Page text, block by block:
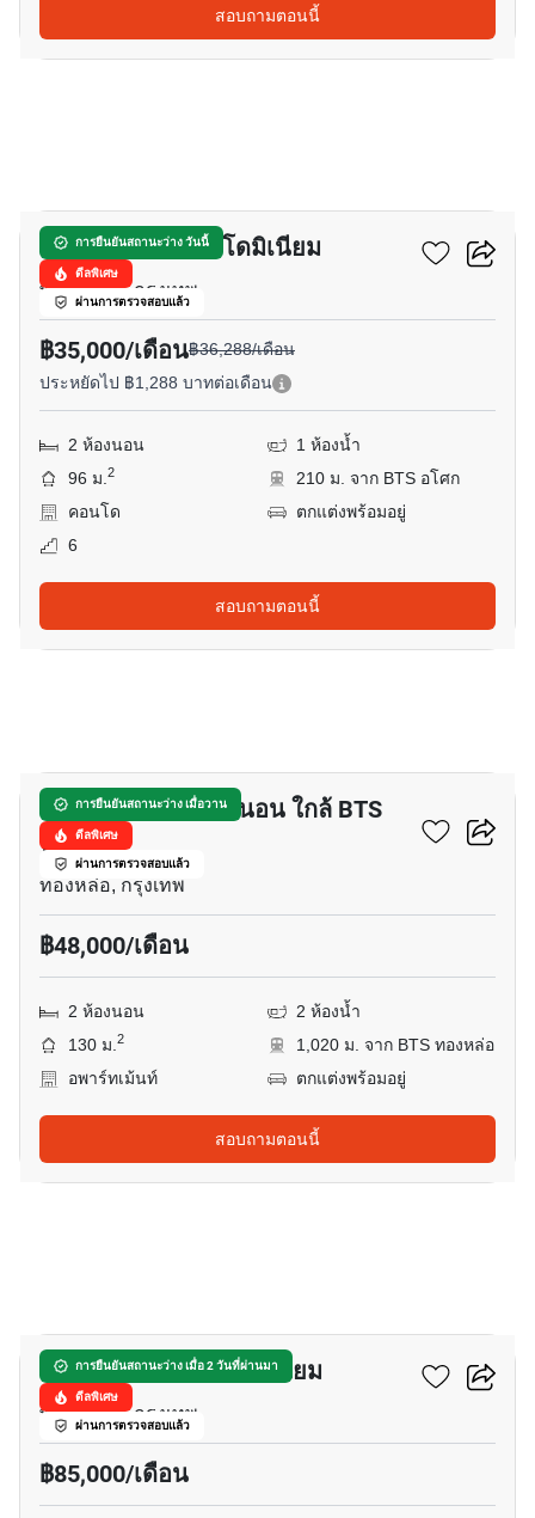
สอบถามตอนนี้
การยืนยันสถานะว่าง วันนี้
ดีลพิเศษ
ผ่านการตรวจสอบแล้ว
ประสานมิตร คอนโดมิเนียม
พร้อมพงษ์, กรุงเทพ
฿35,000/เดือน฿36,288/เดือน
ประหยัดไป ฿1,288 บาทต่อเดือน
2 ห้องนอน
1 ห้องน้ำ
96 ม.2
210 ม. จาก BTS อโศก
คอนโด
ตกแต่งพร้อมอยู่
6
สอบถามตอนนี้
การยืนยันสถานะว่าง เมื่อวาน
ดีลพิเศษ
ผ่านการตรวจสอบแล้ว
อพาร์ทเมนต์ 2-ห้องนอน ใกล้ BTS
ทองหล่อ
ทองหล่อ, กรุงเทพ
฿48,000/เดือน
2 ห้องนอน
2 ห้องน้ำ
130 ม.2
1,020 ม. จาก BTS ทองหล่อ
อพาร์ทเม้นท์
ตกแต่งพร้อมอยู่
สอบถามตอนนี้
การยืนยันสถานะว่าง เมื่อ 2 วันที่ผ่านมา
ดีลพิเศษ
ผ่านการตรวจสอบแล้ว
สุขุมวิท เฮ้าส์ คอนโดมิเนียม
พร้อมพงษ์, กรุงเทพ
฿85,000/เดือน